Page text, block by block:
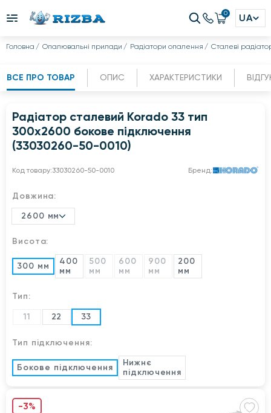
0 UA
Головна Опалювальні прилади Радіатори опалення Сталеві
ВСЕ ПРО ТОВАР ОПИС ХАРАКТЕРИСТИКИ
Радіатор сталевий Korado 33 тип
300x2600 бокове підключення
(33030260-50-0010)
Код товару:33030260-50-0010 Бренд:
Довжина:
2600 мм
Висота:
300 мм
400
мм
500
мм
600
мм
900
мм
200
мм
Тип:
11
22 33
Тип підключення:
Бокове підключення
Нижнє
підключення
-3%